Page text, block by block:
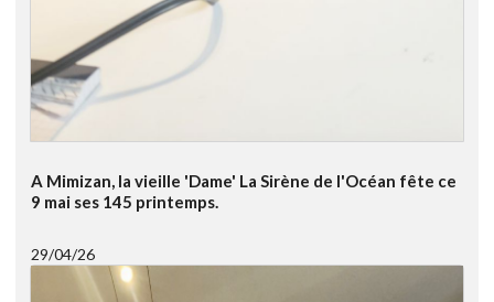
A Mimizan, la vieille 'Dame' La Sirène de l'Océan fête ce
9 mai ses 145 printemps.
29/04/26